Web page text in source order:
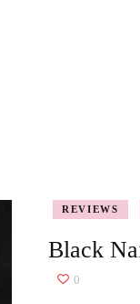
REVIEWS
Black
0